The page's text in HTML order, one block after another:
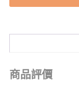
商品評價